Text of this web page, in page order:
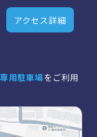
アクセス詳細
用駐車場をご利用